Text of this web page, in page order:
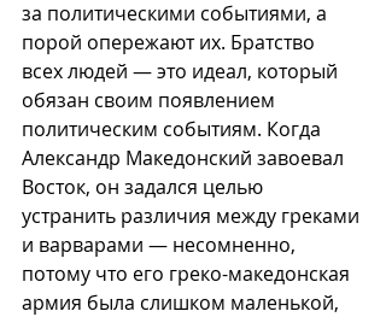
за политическими событиями, а
порой опережают их. Братство
всех людей — это идеал, который
обязан своим появлением
политическим событиям. Когда
Александр Македонский завоевал
Восток, он задался целью
устранить различия между греками
и варварами — несомненно,
потому что его греко-македонская
армия была слишком маленькой,